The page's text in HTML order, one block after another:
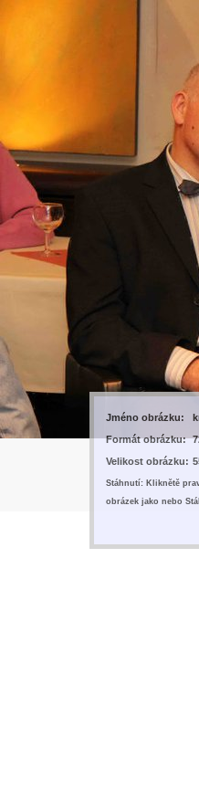
Jméno obrázku:
Formát obrázku:
Velikost obrázku:
Stáhnutí: Kliknětě
obrázek jako nebo